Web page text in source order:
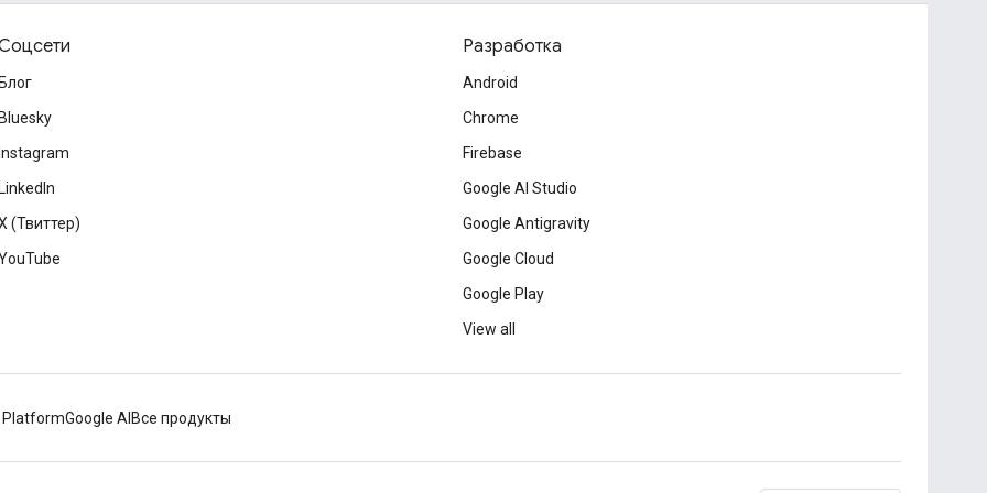
Блог
Bluesky
Instagram
LinkedIn
(Твиттер)
Разработка
Android
Chrome
Firebase
Google AI Studio
Google Antigravity
Google Cloud
Google Play
View all
PlatformGoogle AI Все продукты